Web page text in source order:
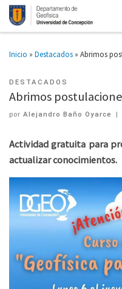
Inicio » Destacados » Abrimos
DESTACADOS
Abrimos
por Alejandro Baño Oyarce |
Actividad gratuita para
actualizar conocimientos.